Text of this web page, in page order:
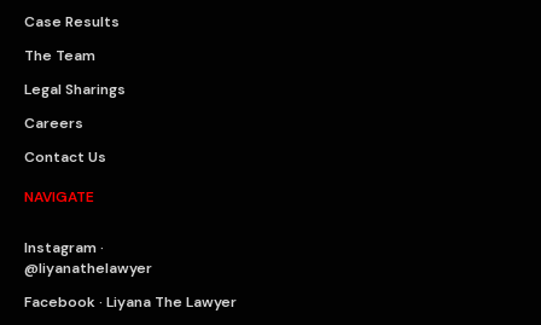
Case Results
The Team
Legal Sharings
Careers
Contact Us
NAVIGATE
Instagram ·
@liyanathelawyer
Facebook · Liyana The Lawyer